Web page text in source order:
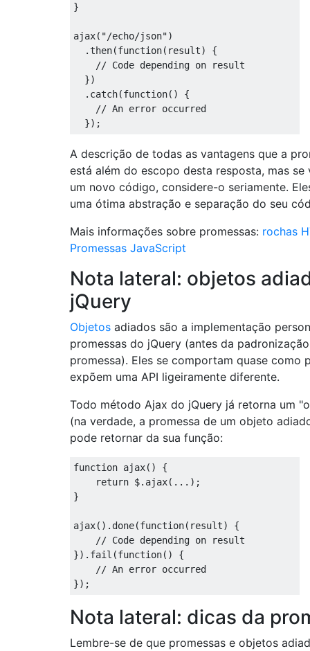
}
ajax( "/echo/json")
.then(function( result)
{
// Code depending on result
})
. catch(function()
{
// An error occurred
});
A descrição de todas as vantagens que a
está além do escopo desta resposta, mas se
um novo código, considere-o seriamente.
uma ótima abstração e separação do seu
Mais informações sobre promessas: rochas
Promessas JavaScript
Nota lateral: objetos
jQuery
Objetos adiados são a implementação
promessas do jQuery (antes da
promessa). Eles se comportam quase como
expõem uma API ligeiramente diferente.
Todo método Ajax do jQuery já retorna um
(na verdade, a promessa de um objeto
pode retornar da sua função:
function ajax()
{
return $. ajax(...);
}
ajax(). done(function( result)
{
// Code depending on result
}). fail (function()
{
// An error occurred
});
Nota lateral: dicas da
Lembre-se de que promessas e objetos